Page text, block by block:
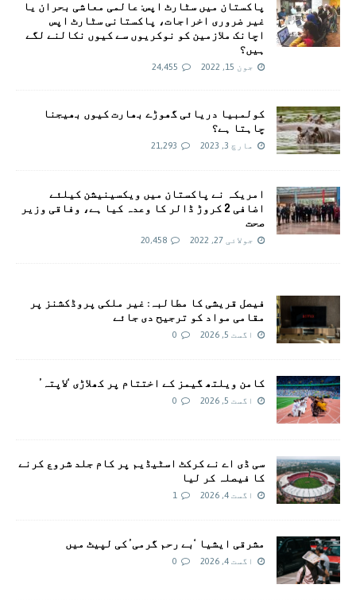
پاکستان میں سٹارٹ اپس: عالمی معاشی بحران یا
غیر ضروری اخراجات، پاکستانی سٹارٹ اپس
اچانک ملازمین کو نوکریوں سے کیوں نکالنے لگے
ہیں؟
جون 15, 2022 24,455
کولمبیا دریائی گھوڑے بھارت کیوں بھیجنا
چاہتا ہے؟
مارچ 3, 2023 21,293
امريکہ نے پاکستان میں ویکسینیشن کیلئے
اضافی 2 کروڑ ڈالر کا وعدہ کیا ہے، وفاقی وزیر
صحت
جولائی 27, 2022 20,458
فیصل قریشی کا مطالبہ: غیر ملکی پروڈکشنز پر
مقامی مواد کو ترجیح دی جائے
اگست 5, 2026 0
کامن ویلتھ گیمز کے اختتام پر کھلاڑی ‘لاپتہ’
اگست 5, 2026 0
سی ڈی اے نے کرکٹ اسٹیڈیم پر کام جلد شروع کرنے
کا فیصلہ کر لیا
اگست 4, 2026 1
مشرقی ایشیا ‘بے رحم گرمی’ کی لپیٹ میں
اگست 4, 2026 0